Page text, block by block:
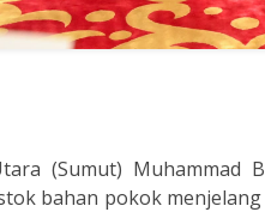
(Sumut)
bahan pokok